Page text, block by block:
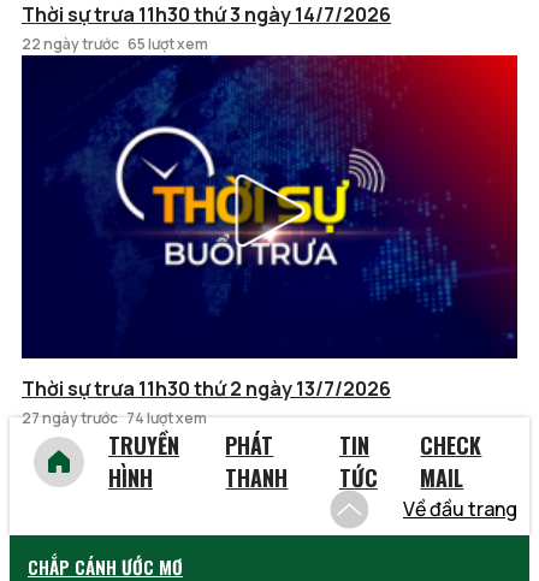
Thời sự trưa 11h30 thứ 3 ngày 14/7/2026
22 ngày trước 65 lượt xem
Thời sự trưa 11h30 thứ 2 ngày 13/7/2026
27 ngày trước 74 lượt xem
TRUYỀN
HÌNH
PHÁT
THANH
TIN
TỨC
CHECK
MAIL
Về đầu trang
CHẮP CÁNH ƯỚC MƠ